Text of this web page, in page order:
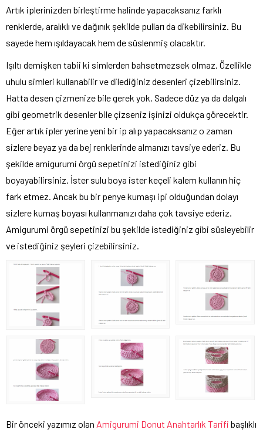
Artık iplerinizden birleştirme halinde yapacaksanız farklı
renklerde, aralıklı ve dağınık şekilde pulları da dikebilirsiniz. Bu
sayede hem ışıldayacak hem de süslenmiş olacaktır.
Işıltı demişken tabii ki simlerden bahsetmezsek olmaz. Özellikle
uhulu simleri kullanabilir ve dilediğiniz desenleri çizebilirsiniz.
Hatta desen çizmenize bile gerek yok. Sadece düz ya da dalgalı
gibi geometrik desenler bile çizseniz işinizi oldukça görecektir.
Eğer artık ipler yerine yeni bir ip alıp yapacaksanız o zaman
sizlere beyaz ya da bej renklerinde almanızı tavsiye ederiz. Bu
şekilde amigurumi örgü sepetinizi istediğiniz gibi
boyayabilirsiniz. İster sulu boya ister keçeli kalem kullanın hiç
fark etmez. Ancak bu bir penye kumaşı ipi olduğundan dolayı
sizlere kumaş boyası kullanmanızı daha çok tavsiye ederiz.
Amigurumi örgü sepetinizi bu şekilde istediğiniz gibi süsleyebilir
ve istediğiniz şeyleri çizebilirsiniz.
Bir önceki yazımız olan Amigurumi Donut Anahtarlık Tarifi başlıklı